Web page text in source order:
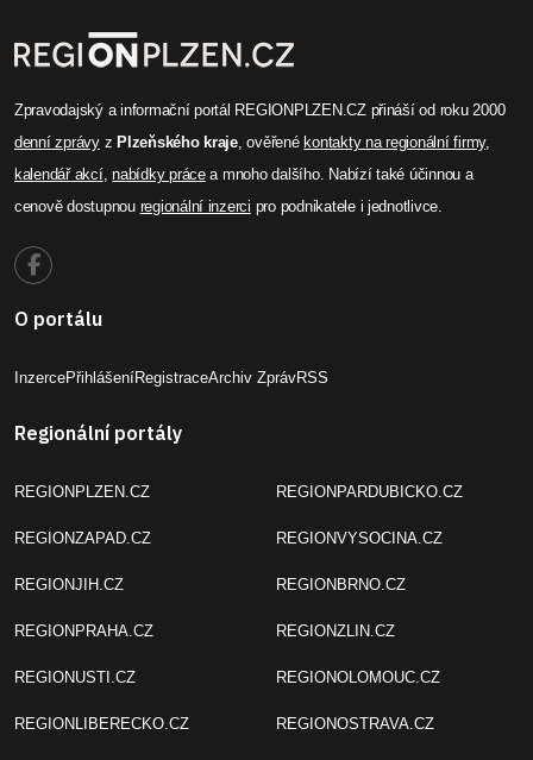
Zpravodajský a informační portál REGIONPLZEN.CZ přináší od roku 2000
denní zprávyz Plzeňského kraje, ověřené kontakty na regionální firmy,
kalendář akcí,nabídky prácea mnoho dalšího. Nabízí také účinnou a
cenově dostupnou regionální inzerci pro podnikatele i jednotlivce.
O portálu
InzercePřihlášeníRegistraceArchiv ZprávRSS
Regionální portály
REGIONPLZEN.CZ
REGIONZAPAD.CZ
REGIONJIH.CZ
REGIONPRAHA.CZ
REGIONUSTI.CZ
REGIONLIBERECKO.CZ
REGIONPARDUBICKO.CZ
REGIONVYSOCINA.CZ
REGIONBRNO.CZ
REGIONZLIN.CZ
REGIONOLOMOUC.CZ
REGIONOSTRAVA.CZ